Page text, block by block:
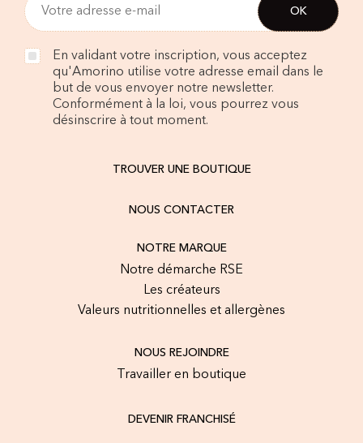
En validant votre inscription, vous acceptez
qu'Amorino utilise votre adresse email dans le
but de vous envoyer notre newsletter.
Conformément à la loi, vous pourrez vous
désinscrire à tout moment.
TROUVER UNE BOUTIQUE
NOUS CONTACTER
NOTRE MARQUE
Notre démarche RSE
Les créateurs
Valeurs nutritionnelles et allergènes
NOUS REJOINDRE
Travailler en boutique
DEVENIR FRANCHISÉ